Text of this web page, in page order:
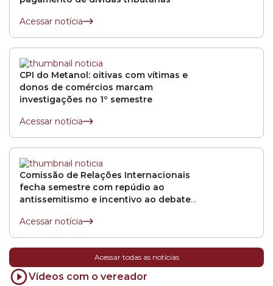
Acessar notícia
CPI do Metanol: oitivas com vítimas e
donos de comércios marcam
investigações no 1º semestre
Acessar notícia
Comissão de Relações Internacionais
fecha semestre com repúdio ao
antissemitismo e incentivo ao debate
Acessar notícia
Acessar todas as notícias
Vídeos com o vereador